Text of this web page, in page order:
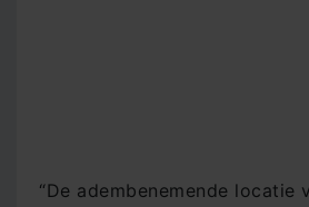
“De adembenemende locatie